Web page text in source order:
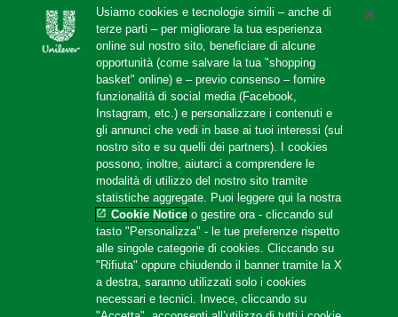
Zuppa Ortolana
Usiamo cookies e tecnologie simili – anche di
terze parti – per migliorare la tua esperienza
online sul nostro sito, beneficiare di alcune
opportunità (come salvare la tua "shopping
basket" online) e – previo consenso – fornire
funzionalità di social media (Facebook,
Instagram, etc.) e personalizzare i contenuti e
gli annunci che vedi in base ai tuoi interessi (sul
nostro sito e su quelli dei partners). I cookies
possono, inoltre, aiutarci a comprendere le
modalità di utilizzo del nostro sito tramite
statistiche aggregate. Puoi leggere qui la nostra
Cookie Notice o gestire ora - cliccando sul
tasto "Personalizza" - le tue preferenze rispetto
alle singole categorie di cookies. Cliccando su
"Rifiuta" oppure chiudendo il banner tramite la X
a destra, saranno utilizzati solo i cookies
necessari e tecnici. Invece, cliccando su